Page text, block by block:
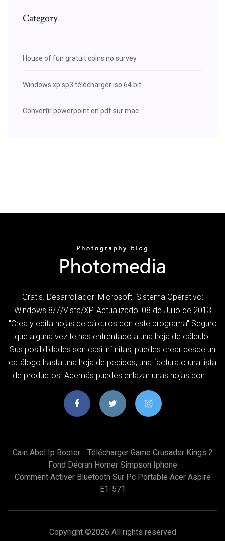
Category
House of fun gratuit coins no survey
Windows xp sp3 télécharger iso 64 bit
Convertir powerpoint en pdf sur mac
Gratis. Desarrollador: Microsoft. Sistema Operativo:
Windows 8/7/Vista/XP. Actualizado: 08 de Julio de 2013
"Crea y edita hojas de cálculos con este programa" Seguro
que alguna vez te has enfrentado a una hoja de cálculo.
Sus posibilidades son casi infinitas, puedes crear desde un
catálogo hasta una hoja de pedidos, una factura o una lista
de productos. Además puedes enlazar unas hojas con ...
Cain Abel Ip Booter
Télécharger Game Crusader Kings 2
Fond Décran Homer Simpson Iphone
Comment Activer Bluetooth Sur Pc Portable Acer Aspire
E1-571
Copyright ©2026 All rights reserved